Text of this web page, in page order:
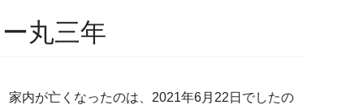
丸三年
内が亡くなったのは、2021年6月22日でしたの